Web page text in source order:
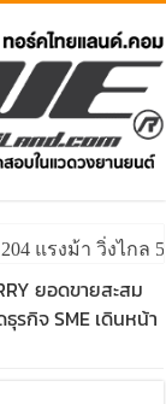
แรงม้า วิ่งไกล
ยอดขายสะสม
กิจ SME เดินหน้า